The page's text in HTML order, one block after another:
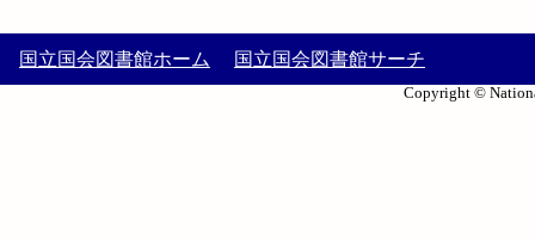
国立国会図書館ホーム 国立国会図書館サーチ
Copyright ©